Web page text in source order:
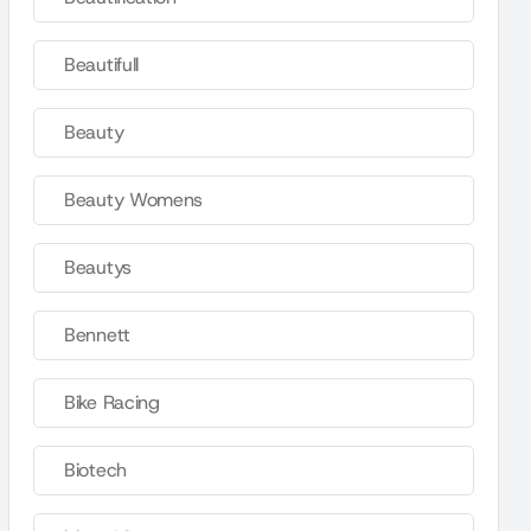
Beautifull
Beauty
Beauty Womens
Beautys
Bennett
Bike Racing
Biotech